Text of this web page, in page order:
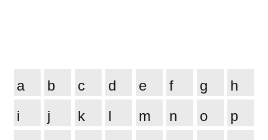
a b c d e f g
h
i
j k l m n o
p